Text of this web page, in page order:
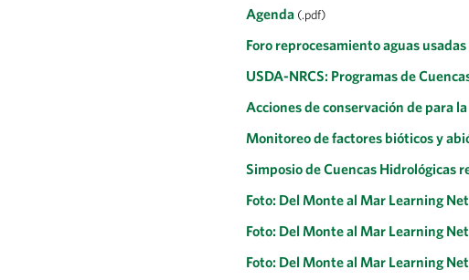
Agenda (.pdf)
Foro reprocesamiento aguas
USDA-NRCS: Programas de
Acciones de conservación de para
Monitoreo de factores bióticos y
Simposio de Cuencas Hidrológicas
Foto: Del Monte al Mar Learning
Foto: Del Monte al Mar Learning
Foto: Del Monte al Mar Learning